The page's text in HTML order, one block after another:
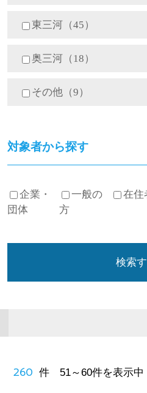
東三河（45）
奥三河（18）
その他（9）
対象者から探す
企業・
団体
一般の
方
在住
260 件 51～60件を表示中